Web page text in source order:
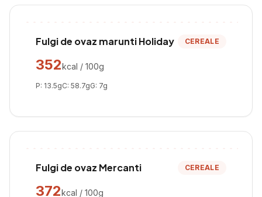
Fulgi de ovaz marunti Holiday CEREALE
352kcal / 100g
P: 13.5gC: 58.7gG: 7g
Fulgi de ovaz Mercanti CEREALE
372kcal / 100g